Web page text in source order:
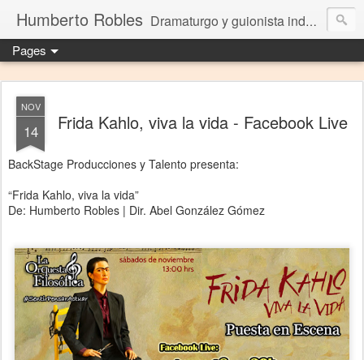
Humberto Robles Dramaturgo y guionista independiente
Pages
NOV
14 Frida Kahlo, viva la vida - Facebook Live
BackStage Producciones y Talento presenta:
“Frida Kahlo, viva la vida”
De: Humberto Robles | Dir. Abel González Gómez